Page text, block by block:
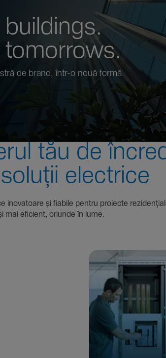
buil­dings.
tomor­rows.
de brand, într-o nouă formă.
tău de
electrice
inova­toare și fiabile pentru proiecte
mai eficient, oriunde în lume.